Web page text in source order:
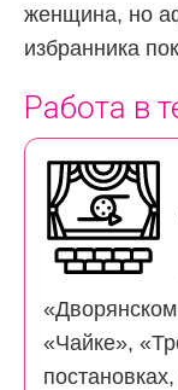
женщина, но
избранника
Работа в
«Чайке»,